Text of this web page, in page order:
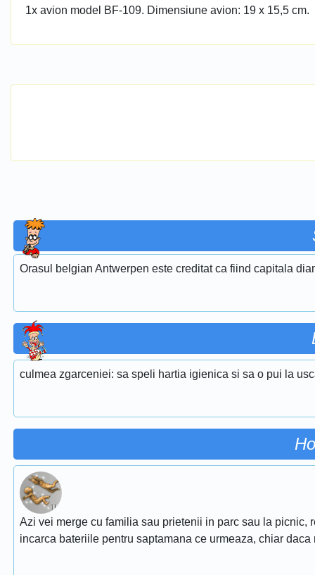
1x avion model BF-109. Dimensiune avion: 19 x 15,5 cm.
Orasul belgian Antwerpen este creditat ca fiind capitala
culmea zgarceniei: sa speli hartia igienica si sa o pui la
Azi vei merge cu familia sau prietenii in parc sau la picnic,
incarca bateriile pentru saptamana ce urmeaza, chiar